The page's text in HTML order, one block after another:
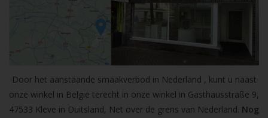
Door het aanstaande smaakverbod in Nederland , kunt u naast
onze winkel in Belgie terecht in onze winkel in Gasthausstraße 9,
47533 Kleve in Duitsland, Net over de grens van Nederland. Nog